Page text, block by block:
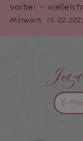
vorbei -
Mittwoch,